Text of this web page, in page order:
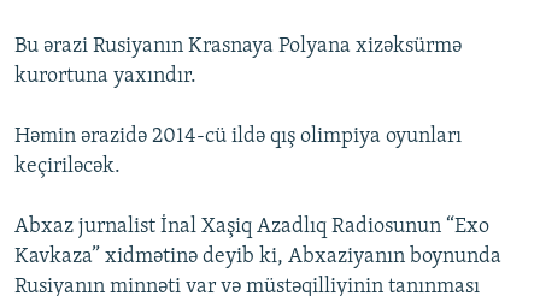
Bu ərazi Rusiyanın Krasnaya Polyana xizəksürmə
kurortuna yaxındır.
Həmin ərazidə 2014-cü ildə qış olimpiya oyunları
keçiriləcək.
Abxaz jurnalist İnal Xaşiq Azadlıq Radiosunun “Exo
Kavkaza” xidmətinə deyib ki, Abxaziyanın boynunda
Rusiyanın minnəti var və müstəqilliyinin tanınması